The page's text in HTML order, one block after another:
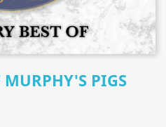
MURPHY'S PIGS